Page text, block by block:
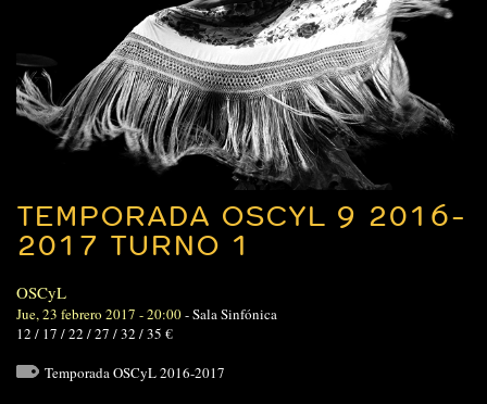
TEMPORADA OSCYL 9 2016-
2017 TURNO 1
OSCyL
Jue, 23 febrero 2017 - 20:00-Sala Sinfónica
12 / 17 / 22 / 27 / 32 / 35 €
Temporada OSCyL 2016-2017